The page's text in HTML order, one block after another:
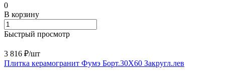
0
В корзину
Быстрый просмотр
3 816 ₽/шт
Плитка керамогранит Фумэ Борт.30X60 Закругл.лев